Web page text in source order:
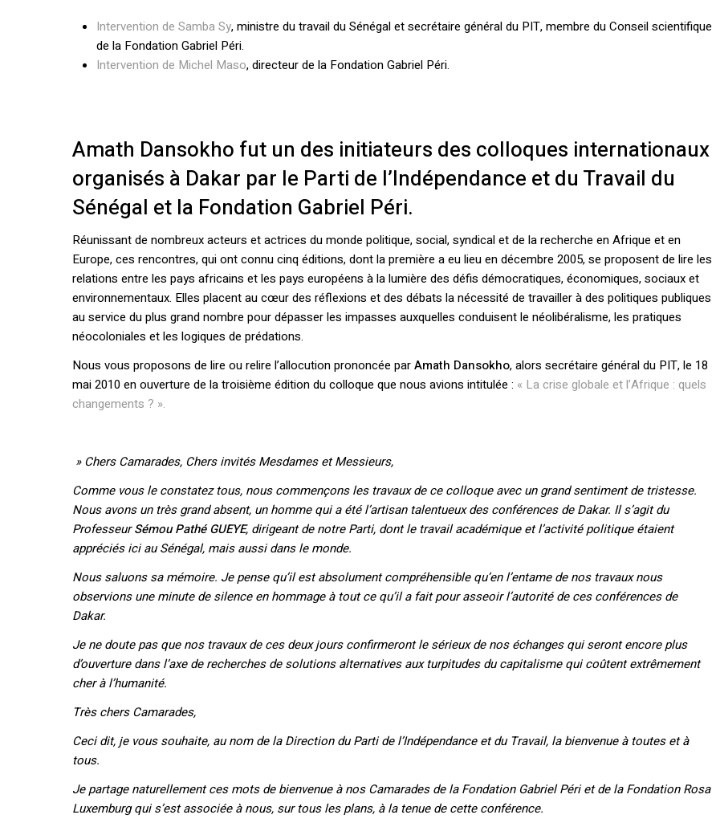
Intervention de Samba Sy, ministre du travail du Sénégal et secrétaire général du PIT, membre du Conseil scientifique
de la Fondation Gabriel Péri.
Intervention de Michel Maso, directeur de la Fondation Gabriel Péri.
Amath Dansokho fut un des initiateurs des colloques internationaux
organisés à Dakar par le Parti de l’Indépendance et du Travail du
Sénégal et la Fondation Gabriel Péri.
Réunissant de nombreux acteurs et actrices du monde politique, social, syndical et de la recherche en Afrique et en
Europe, ces rencontres, qui ont connu cinq éditions, dont la première a eu lieu en décembre 2005, se proposent de lire les
relations entre les pays africains et les pays européens à la lumière des défis démocratiques, économiques, sociaux et
environnementaux. Elles placent au cœur des réflexions et des débats la nécessité de travailler à des politiques publiques
au service du plus grand nombre pour dépasser les impasses auxquelles conduisent le néolibéralisme, les pratiques
néocoloniales et les logiques de prédations.
Nous vous proposons de lire ou relire l’allocution prononcée parAmath Dansokho, alors secrétaire général du PIT, le 18
mai 2010 en ouverture de la troisième édition du colloque que nous avions intitulée : « La crise globale et l’Afrique : quels
changements ? ».
» Chers Camarades, Chers invités Mesdames et Messieurs,
Comme vous le constatez tous, nous commençons les travaux de ce colloque avec un grand sentiment de tristesse.
Nous avons un très grand absent, un homme qui a été l’artisan talentueux des conférences de Dakar. Il s’agit du
ProfesseurSémou Pathé GUEYE, dirigeant de notre Parti, dont le travail académique et l’activité politique étaient
appréciés ici au Sénégal, mais aussi dans le monde.
Nous saluons sa mémoire. Je pense qu’il est absolument compréhensible qu’en l’entame de nos travaux nous
observions une minute de silence en hommage à tout ce qu’il a fait pour asseoir l’autorité de ces conférences de
Dakar.
Je ne doute pas que nos travaux de ces deux jours confirmeront le sérieux de nos échanges qui seront encore plus
d’ouverture dans l’axe de recherches de solutions alternatives aux turpitudes du capitalisme qui coûtent extrêmement
cher à l’humanité.
Très chers Camarades,
Ceci dit, je vous souhaite, au nom de la Direction du Parti de l’Indépendance et du Travail, la bienvenue à toutes et à
tous.
Je partage naturellement ces mots de bienvenue à nos Camarades de la Fondation Gabriel Péri et de la Fondation Rosa
Luxemburg qui s’est associée à nous, sur tous les plans, à la tenue de cette conférence.